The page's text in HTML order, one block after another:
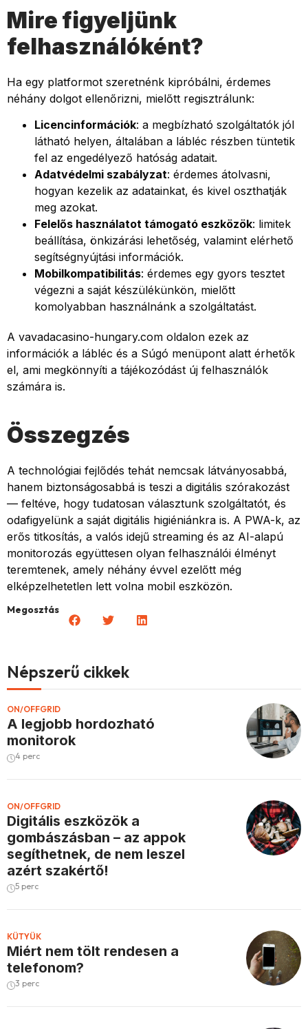
Mire figyeljünk
felhasználóként?
Ha egy platformot szeretnénk kipróbálni, érdemes
néhány dolgot ellenőrizni, mielőtt regisztrálunk:
Licencinformációk: a megbízható szolgáltatók jól
látható helyen, általában a lábléc részben tüntetik
fel az engedélyező hatóság adatait.
Adatvédelmi szabályzat: érdemes átolvasni,
hogyan kezelik az adatainkat, és kivel oszthatják
meg azokat.
Felelős használatot támogató eszközök: limitek
beállítása, önkizárási lehetőség, valamint elérhető
segítségnyújtási információk.
Mobilkompatibilitás: érdemes egy gyors tesztet
végezni a saját készülékünkön, mielőtt
komolyabban használnánk a szolgáltatást.
A vavadacasino-hungary.com oldalon ezek az
információk a lábléc és a Súgó menüpont alatt érhetők
el, ami megkönnyíti a tájékozódást új felhasználók
számára is.
Összegzés
A technológiai fejlődés tehát nemcsak látványosabbá,
hanem biztonságosabbá is teszi a digitális szórakozást
— feltéve, hogy tudatosan választunk szolgáltatót, és
odafigyelünk a saját digitális higiéniánkra is. A PWA-k, az
erős titkosítás, a valós idejű streaming és az AI-alapú
monitorozás együttesen olyan felhasználói élményt
teremtenek, amely néhány évvel ezelőtt még
elképzelhetetlen lett volna mobil eszközön.
Megosztás
Népszerű cikkek
ON/OFFGRID
A legjobb hordozható
monitorok
4 perc
ON/OFFGRID
Digitális eszközök a
gombászásban – az appok
segíthetnek, de nem leszel
azért szakértő!
5 perc
KÜTYÜK
Miért nem tölt rendesen a
telefonom?
3 perc